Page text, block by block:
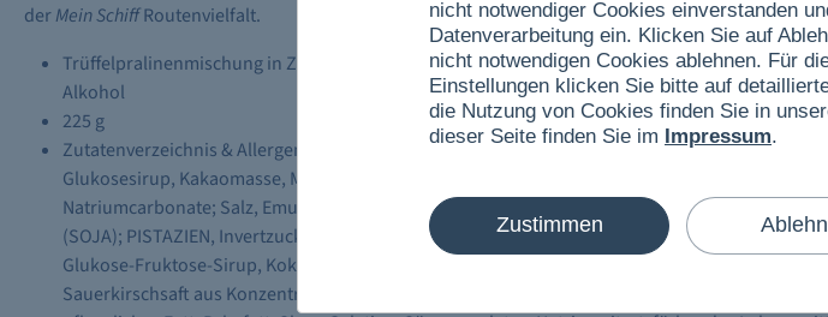
derMein SchiffRoutenvielfalt.
Trüffelpralinenmischung in Zartbitter-, Vollmilch- und Weißer Schokolade (Kakao: 60%, 35%
Alkohol
225 g
Zutatenverzeichnis & Allergene: Zucker, Kakaobutter, VOLLMILCHPULVER, BUTTERREINFETT,
Glukosesirup, Kakaomasse, MANDELN, Kokosraspel, Kekscrisp (WEIZENMEHL, Zucker,
Natriumcarbonate; Salz, Emulgator: Lecithine; natürliches Aroma), natürliches Zitronenaroma,
(SOJA); PISTAZIEN, Invertzuckersirup, Säuerungsmittel: Citronensäure; Feuchthaltemittel:
Glukose-Fruktose-Sirup, Kokosfett, Johannisbeermark, Maltodextrin, Orangensaft aus
Sauerkirschsaft aus Konzentrat, Salz, natürliches Aroma, Emlgator: Lecithine; Sanddorn,
nicht notwendiger Cookies einverstanden
Datenverarbeitung ein. Klicken Sie auf
nicht notwendigen Cookies ablehnen. Für
Einstellungen klicken Sie bitte auf
die Nutzung von Cookies finden Sie in
dieser Seite finden Sie im Impressum.
Zustimmen